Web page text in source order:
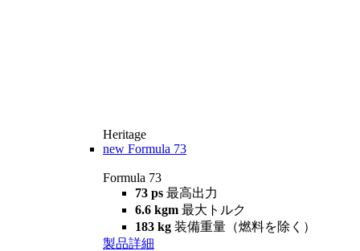
Heritage
new Formula 73
Formula 73
73 ps 最高出力
6.6 kgm 最大トルク
183 kg 装備重量（燃料を除く）
製品詳細